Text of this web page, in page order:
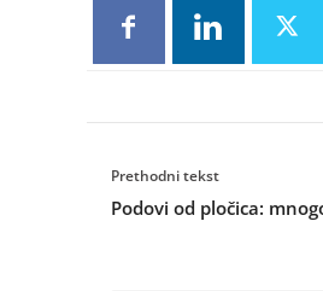
Prethodni tekst
Podovi od pločica: